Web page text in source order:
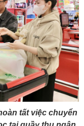
tất việc chuyển